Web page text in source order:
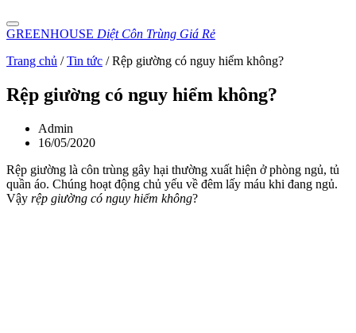
GREENHOUSE Diệt Côn Trùng Giá Rẻ
Trang chủ /Tin tức /Rệp giường có nguy hiểm không?
Rệp giường có nguy hiểm không?
Admin
16/05/2020
Rệp giường là côn trùng gây hại thường xuất hiện ở phòng ngủ, tủ
quần áo. Chúng hoạt động chủ yếu về đêm lấy máu khi đang ngủ.
Vậy rệp giường có nguy hiểm không?